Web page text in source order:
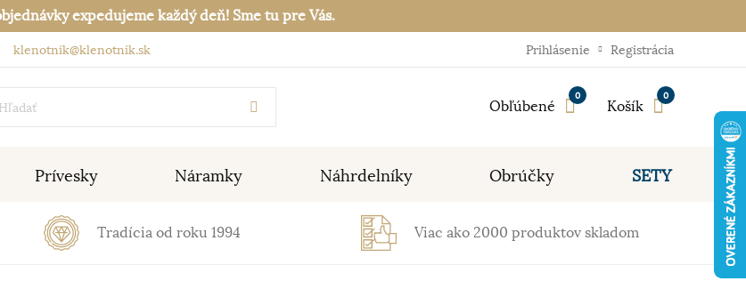
expedujeme každý deň! Sme tu pre Vás.
klenotnik@klenotnik.sk Prihlásenie Registrácia
Obľúbené
0
Košík
0
Prívesky Náramky Náhrdelníky Obrúčky SETY
Tradícia od roku 1994 Viac ako 2000 produktov skladom